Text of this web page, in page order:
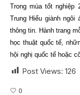
Trong mùa tốt
Trung Hiếu giành ngôi
thông tin. Hành trang
học thuật quốc tế,
hội nghị quốc tế hoặc
Post Views: 126
0